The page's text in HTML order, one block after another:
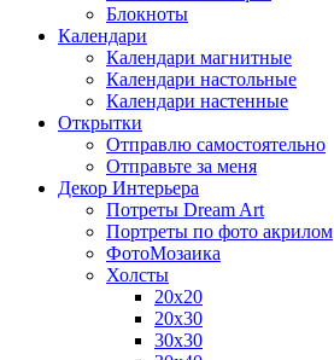
Блокноты
Календари
Календари магнитные
Календари настольные
Календари настенные
Открытки
Отправлю самостоятельно
Отправьте за меня
Декор Интерьера
Потреты Dream Art
Портреты по фото акрилом
ФотоМозаика
Холсты
20х20
20х30
30х30